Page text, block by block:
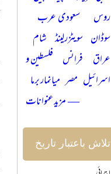
روس
سعودی عرب
سوڈان سویٹزرلینڈ شام
عراق فرانس فلسطین و
اسرائیل مصر میانمار برما
— مزید عنوانات
تلاش باعتبار تاریخ